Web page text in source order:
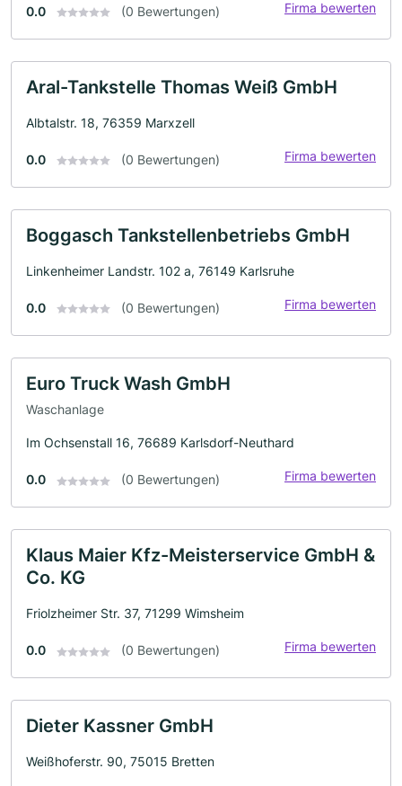
0.0 (0 Bewertungen) Firma bewerten
Aral-Tankstelle Thomas Weiß GmbH
Albtalstr. 18, 76359 Marxzell
0.0 (0 Bewertungen) Firma bewerten
Boggasch Tankstellenbetriebs GmbH
Linkenheimer Landstr. 102 a, 76149 Karlsruhe
0.0 (0 Bewertungen) Firma bewerten
Euro Truck Wash GmbH
Waschanlage
Im Ochsenstall 16, 76689 Karlsdorf-Neuthard
0.0 (0 Bewertungen) Firma bewerten
Klaus Maier Kfz-Meisterservice GmbH &
Co. KG
Friolzheimer Str. 37, 71299 Wimsheim
0.0 (0 Bewertungen) Firma bewerten
Dieter Kassner GmbH
Weißhoferstr. 90, 75015 Bretten